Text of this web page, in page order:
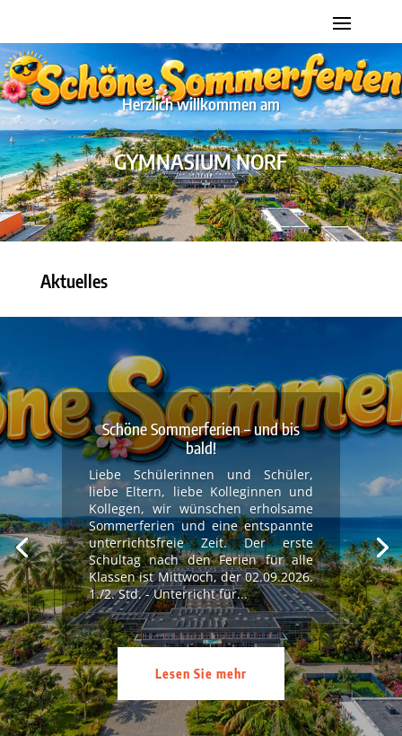
Herzlich willkommen am
GYMNASIUM NORF
Aktuelles
Schöne Sommerferien – und bis
bald!
Liebe Schülerinnen und Schüler,
liebe Eltern, liebe Kolleginnen und
Kollegen, wir wünschen erholsame
Sommerferien und eine entspannte
unterrichtsfreie Zeit. Der erste
Schultag nach den Ferien für alle
Klassen ist Mittwoch, der 02.09.2026.
1./2. Std. - Unterricht für...
Lesen Sie mehr